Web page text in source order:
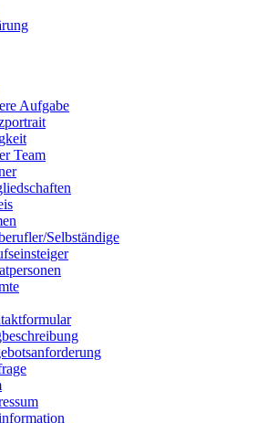
Aufgabe
Team
Selbständige